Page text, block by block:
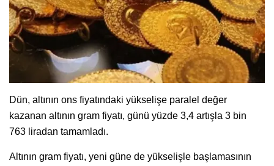
Dün, altının ons fiyatındaki yükselişe paralel değer
kazanan altının gram fiyatı, günü yüzde 3,4 artışla 3 bin
763 liradan tamamladı.
Altının gram fiyatı, yeni güne de yükselişle başlamasının